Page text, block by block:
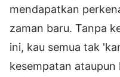
mendapatkan
zaman baru. Tanpa
ini, kau semua tak
kesempatan